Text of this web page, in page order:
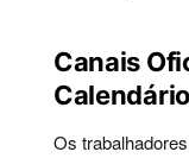
Canais
Os